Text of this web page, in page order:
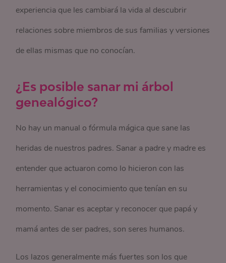
experiencia que les cambiará la vida al descubrir
relaciones sobre miembros de sus familias y versiones
de ellas mismas que no conocían.
¿Es posible sanar mi árbol
genealógico?
No hay un manual o fórmula mágica que sane las
heridas de nuestros padres. Sanar a padre y madre es
entender que actuaron como lo hicieron con las
herramientas y el conocimiento que tenían en su
momento. Sanar es aceptar y reconocer que papá y
mamá antes de ser padres, son seres humanos.
Los lazos generalmente más fuertes son los que